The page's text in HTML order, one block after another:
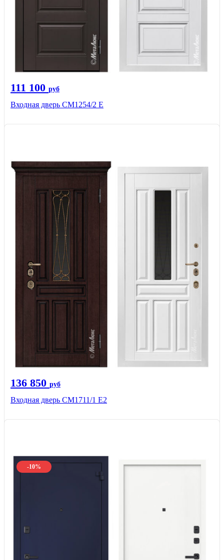
111 100 руб
Входная дверь СМ1254/2 E
136 850 руб
Входная дверь CМ1711/1 Е2
-10%